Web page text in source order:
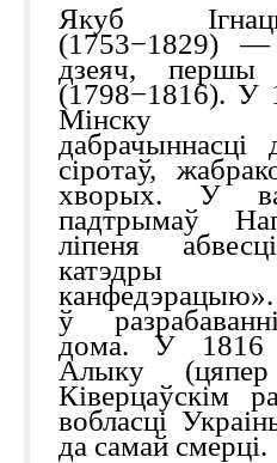
Якуб
(1753−1829) —
дзеяч, першы
(1798−1816). У
Мінску
сіротаў,
хворых. У
падтрымаў
ліпеня
катэдры
канфедэрацыю».
ў
дома. У 1816
Алыку
Ківерцаўскім
вобласці
да самай смерці.